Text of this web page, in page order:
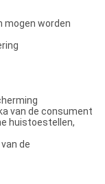
mogen worden
van de consument
huistoestellen,
de